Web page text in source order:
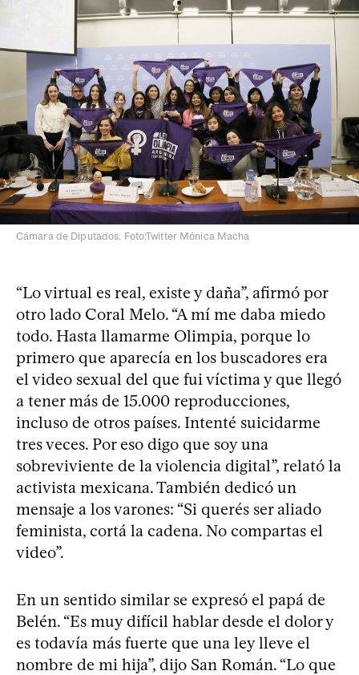
Cámara de Diputados. Foto:Twitter Mónica Macha
“Lo virtual es real, existe y daña”, afirmó por
otro lado Coral Melo. “A mí me daba miedo
todo. Hasta llamarme Olimpia, porque lo
primero que aparecía en los buscadores era
el video sexual del que fui víctima y que llegó
a tener más de 15.000 reproducciones,
incluso de otros países. Intenté suicidarme
tres veces. Por eso digo que soy una
sobreviviente de la violencia digital”, relató la
activista mexicana. También dedicó un
mensaje a los varones: “Si querés ser aliado
feminista, cortá la cadena. No compartas el
video”.
En un sentido similar se expresó el papá de
Belén. “Es muy difícil hablar desde el dolor y
es todavía más fuerte que una ley lleve el
nombre de mi hija”, dijo San Román. “Lo que